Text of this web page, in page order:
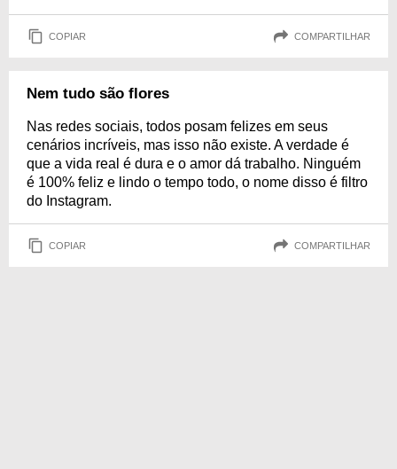
COPIAR COMPARTILHAR
Nem tudo são flores
Nas redes sociais, todos posam felizes em seus
cenários incríveis, mas isso não existe. A verdade é
que a vida real é dura e o amor dá trabalho. Ninguém
é 100% feliz e lindo o tempo todo, o nome disso é filtro
do Instagram.
COPIAR COMPARTILHAR